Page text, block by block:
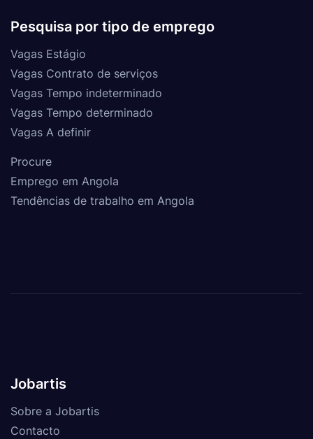
Pesquisa por tipo de emprego
Vagas Estágio
Vagas Contrato de serviços
Vagas Tempo indeterminado
Vagas Tempo determinado
Vagas A definir
Procure
Emprego em Angola
Tendências de trabalho em Angola
Jobartis
Sobre a Jobartis
Contacto